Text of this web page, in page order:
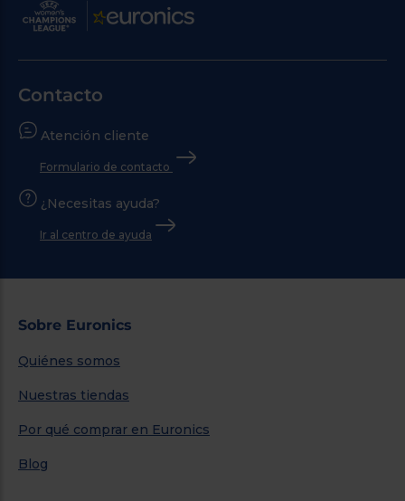
Contacto
Atención cliente
Formulario de contacto
¿Necesitas ayuda?
Ir al centro de ayuda
Sobre Euronics
Quiénes somos
Nuestras tiendas
Por qué comprar en Euronics
Blog